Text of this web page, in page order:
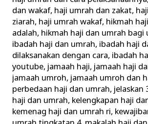
dan wakaf, haji umrah dan zakat,
ziarah, haji umrah wakaf, hikmah
adalah, hikmah haji dan umrah bagi
ibadah haji dan umrah, ibadah haji
dilaksanakan dengan cara, ibadah
youtube, jamaah haji, jamaah haji
jamaah umroh, jamaah umroh dan
perbedaan haji dan umrah, jelaskan
haji dan umrah, kelengkapan haji
kemenag haji dan umrah ri,